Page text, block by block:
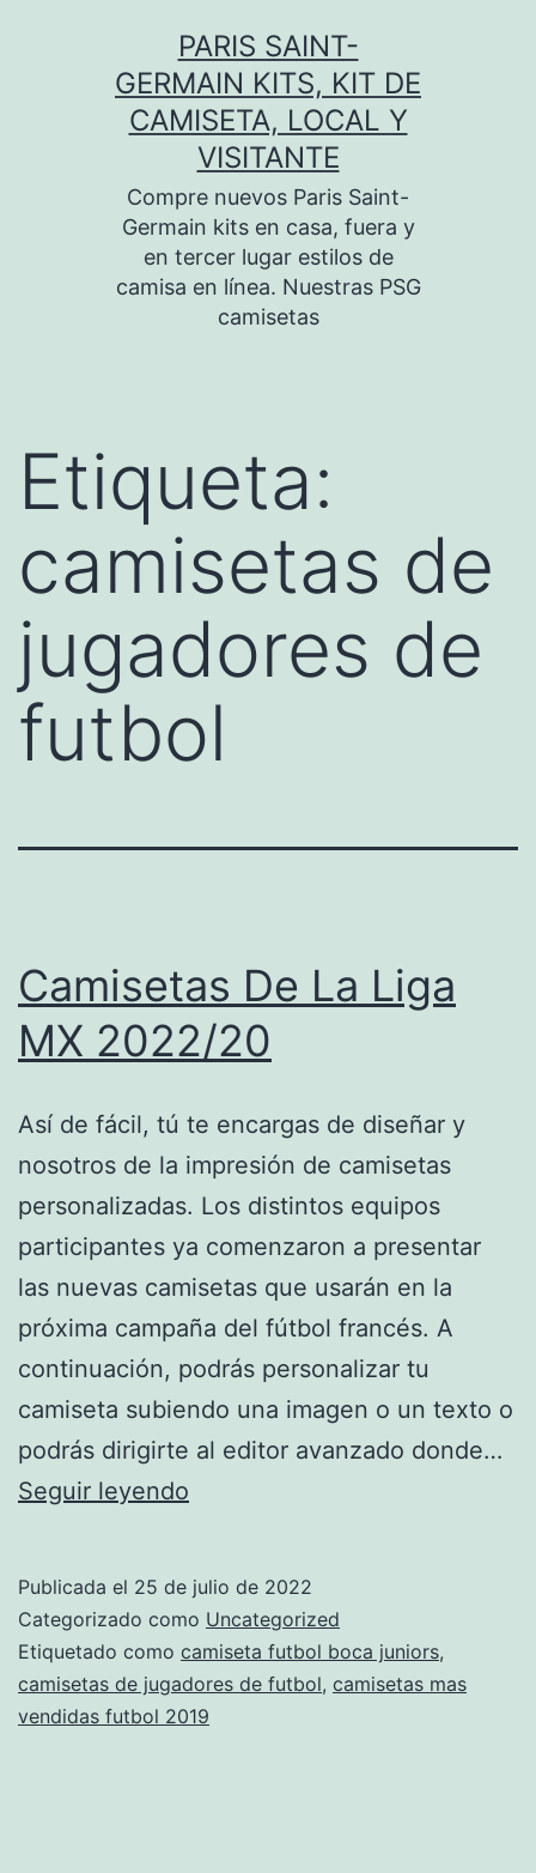
PARIS SAINT-
GERMAIN KITS, KIT DE
CAMISETA, LOCAL Y
VISITANTE
Compre nuevos Paris Saint-
Germain kits en casa, fuera y
en tercer lugar estilos de
camisa en línea. Nuestras PSG
camisetas
Etiqueta:
camisetas de
jugadores de
futbol
Camisetas De La Liga
MX 2022/20
Así de fácil, tú te encargas de diseñar y
nosotros de la impresión de camisetas
personalizadas. Los distintos equipos
participantes ya comenzaron a presentar
las nuevas camisetas que usarán en la
próxima campaña del fútbol francés. A
continuación, podrás personalizar tu
camiseta subiendo una imagen o un texto o
podrás dirigirte al editor avanzado donde…
Seguir leyendo
Liga
MX
2022/20
Publicada el 25 de julio de 2022
Categorizado como Uncategorized
Etiquetado como camiseta futbol boca juniors,
camisetas de jugadores de futbol, camisetas mas
vendidas futbol 2019